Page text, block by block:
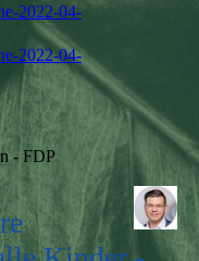
2022-04-
2022-04-
- FDP